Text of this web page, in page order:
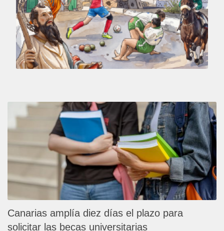
Canarias amplía diez días el plazo para
solicitar las becas universitarias